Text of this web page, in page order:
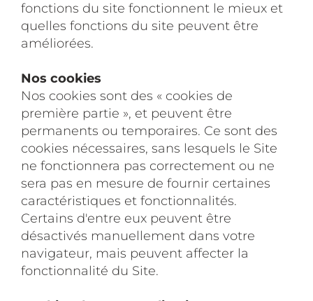
fonctions du site fonctionnent le mieux et
quelles fonctions du site peuvent être
améliorées.
Nos cookies
Nos cookies sont des « cookies de
première partie », et peuvent être
permanents ou temporaires. Ce sont des
cookies nécessaires, sans lesquels le Site
ne fonctionnera pas correctement ou ne
sera pas en mesure de fournir certaines
caractéristiques et fonctionnalités.
Certains d'entre eux peuvent être
désactivés manuellement dans votre
navigateur, mais peuvent affecter la
fonctionnalité du Site.